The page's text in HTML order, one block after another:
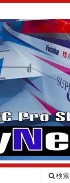
検索